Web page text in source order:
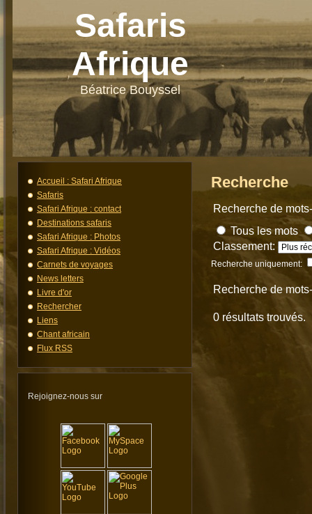
Safaris
Afrique
Béatrice Bouyssel
Accueil : Safari Afrique
Safaris
Safari Afrique : contact
Destinations safaris
Safari Afrique : Photos
Safari Afrique : Vidéos
Carnets de voyages
News letters
Livre d'or
Rechercher
Liens
Chant africain
Flux RSS
Rejoignez-nous sur
Recherche
Recherche de
Tous les mots
Classement:
Recherche uniquement:
Recherche de
0 résultats trouvés.